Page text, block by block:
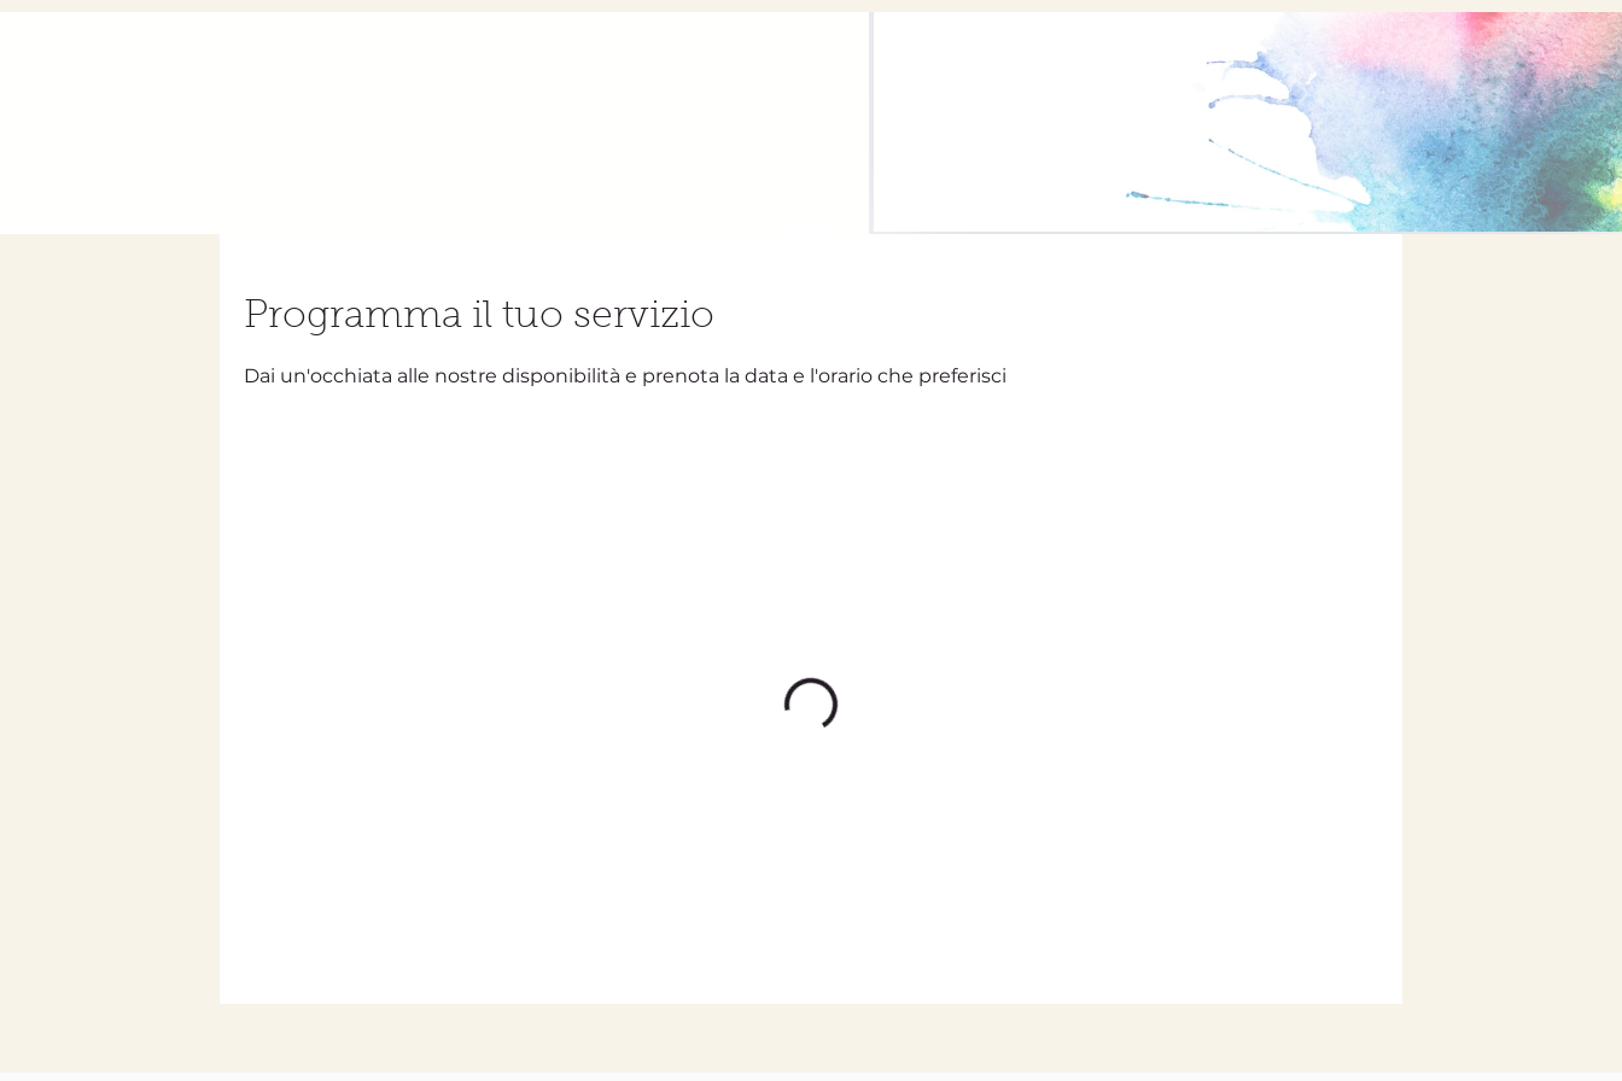
Programma il tuo servizio
Dai un'occhiata alle nostre disponibilità e prenota la data e l'orario che preferisci